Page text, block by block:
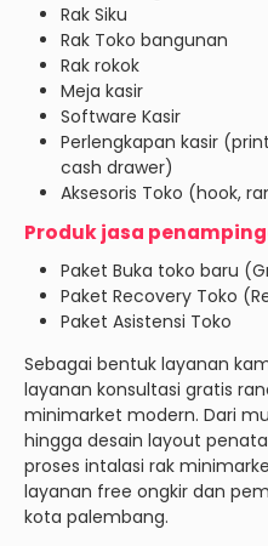
Rak Siku
Rak Toko bangunan
Rak rokok
Meja kasir
Software Kasir
Perlengkapan kasir
cash drawer)
Aksesoris Toko (hook,
Produk jasa
Paket Buka toko baru
Paket Recovery Toko
Paket Asistensi Toko
Sebagai bentuk layanan
layanan konsultasi gratis
minimarket modern. Dari
hingga desain layout
proses intalasi rak
layanan free ongkir dan
kota palembang.